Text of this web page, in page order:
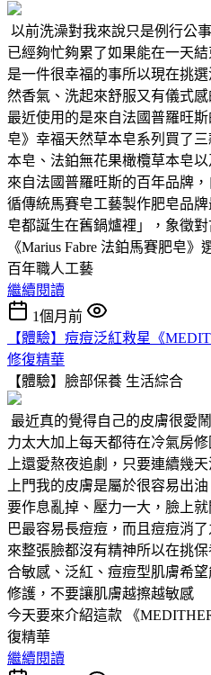
以前洗澡對我來說只是例行公
已經夠忙夠累了如果能在一天
是一件很幸福的事所以現在挑
然香氣、洗起來舒服又有儀式感
最近使用的是來自法國普羅旺斯
皂》幸福天然草本皂系列買了
本皂、法鉑無花果橄欖草本皂
來自法國普羅旺斯的百年品牌
循傳統馬賽皂工藝製作肥皂品
皂都誕生在舊鍋爐裡」，象徵
《Marius Fabre 法鉑馬賽肥皂
百年職人工藝
繼續閱讀
1個月前
【體驗】痘痘泛紅救星《
修復精華
【體驗】臉部保養 生活綜合
最近真的覺得自己的皮膚很愛
力太大加上每天都待在冷氣房
上還愛熬夜追劇，只要連續幾
上門我的皮膚是屬於很容易出
要作息亂掉、壓力一大，臉上
巴最容易長痘痘，而且痘痘消
來整張臉都沒有精神所以在挑
合敏感、泛紅、痘痘型肌膚希
修護，不要讓肌膚越擦越敏感
今天要來介紹這款 《
復精華
繼續閱讀